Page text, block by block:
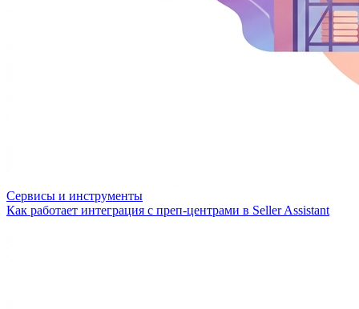
Сервисы и инструменты
Как работает интеграция с преп-центрами в Seller Assistant